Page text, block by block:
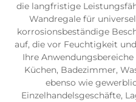
die langfristige
Wandregale für
korrosionsbeständige
auf, die vor Feuchtigkeit
Ihre
Küchen, Badezimmer,
ebenso wie
Einzelhandelsgeschäfte,